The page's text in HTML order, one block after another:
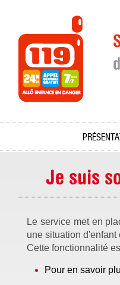
Je suis
Le service met en
une situation d'enfant
Cette fonctionnalité
Pour en savoir